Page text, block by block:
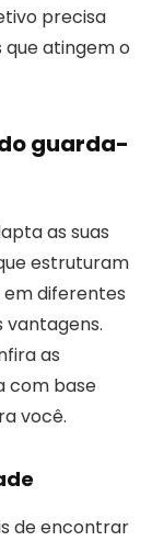
precisa
que atingem o
guarda-
as suas
estruturam
diferentes
vantagens.
as
com base
você.
de encontrar